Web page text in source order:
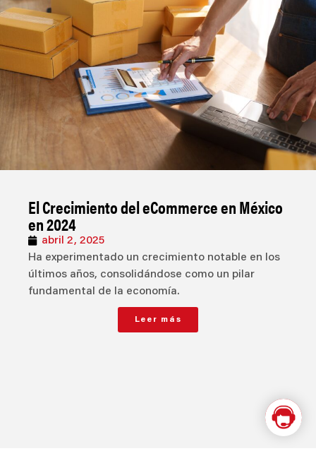
El Crecimiento del eCommerce en México
en 2024
abril 2, 2025
Ha experimentado un crecimiento notable en los
últimos años, consolidándose como un pilar
fundamental de la economía.
Leer más